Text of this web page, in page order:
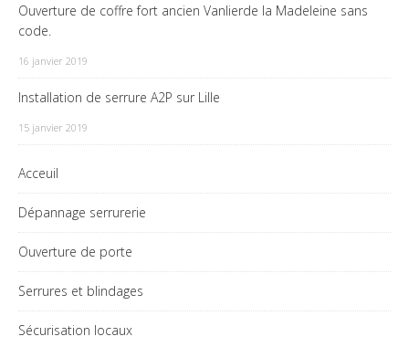
Ouverture de coffre fort ancien Vanlierde la Madeleine sans
code.
16 janvier 2019
Installation de serrure A2P sur Lille
15 janvier 2019
Acceuil
Dépannage serrurerie
Ouverture de porte
Serrures et blindages
Sécurisation locaux